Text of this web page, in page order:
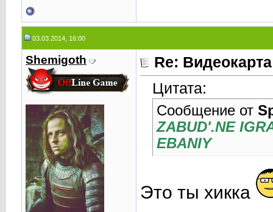
03.03.2014, 16:00
Shemigoth
Re: Видеокарта
Цитата:
Сообщение от
ZABUD'.NE
EBANIY
Это ты хикка